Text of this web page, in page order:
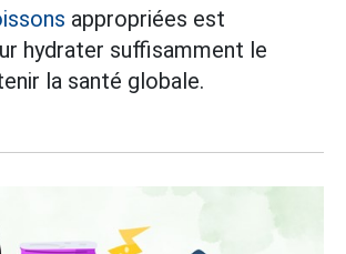
appropriées est
hydrater suffisamment le
la santé globale.